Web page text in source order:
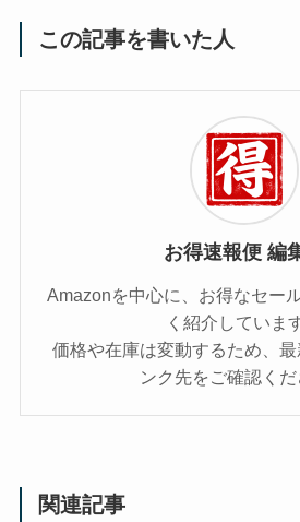
この記事を書いた人
お得速報便 編
Amazonを中心に、お得なセー
く紹介していま
価格や在庫は変動するため、
ンク先をご確認くだ
関連記事